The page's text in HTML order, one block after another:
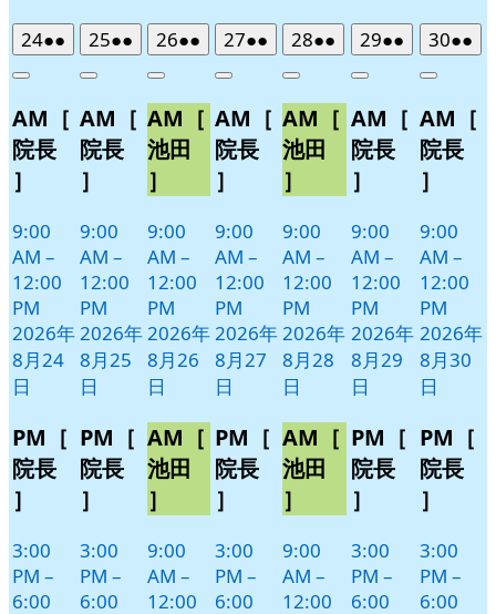
242026
年
月
24
日
●●
件
イ
ベ
ト)
Close
AM［
院長
］
9:00
AM –
12:00
PM
2026年
8月24
日
PM［
院長
］
3:00
PM –
6:00
252026
年
月
25
日
●●
件
イ
ベ
ト)
Close
AM［
院長
］
9:00
AM –
12:00
PM
2026年
8月25
日
PM［
院長
］
3:00
PM –
6:00
262026
年
月
26
日
●●
件
イ
ベ
ト)
Close
AM［
池田
］
9:00
AM –
12:00
PM
2026年
8月26
日
AM［
池田
］
9:00
AM –
12:00
272026
年
月
27
日
●●
件
イ
ベ
ト)
Close
AM［
院長
］
9:00
AM –
12:00
PM
2026年
8月27
日
PM［
院長
］
3:00
PM –
6:00
282026
年
月
28
日
●●
件
イ
ベ
ト)
Close
AM［
池田
］
9:00
AM –
12:00
PM
2026年
8月28
日
AM［
池田
］
9:00
AM –
12:00
292026
年
月
29
日
●●
件
イ
ベ
ト)
Close
AM［
院長
］
9:00
AM –
12:00
PM
2026年
8月29
日
PM［
院長
］
3:00
PM –
6:00
302026
年
月
30
日
●●
件
イ
Close
AM［
院長
］
9:00
AM –
12:00
PM
2026年
8月30
日
PM［
院長
］
3:00
PM –
6:00